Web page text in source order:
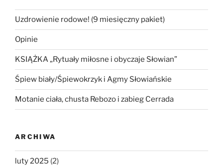
Uzdrowienie rodowe! (9 miesięczny pakiet)
Opinie
KSIĄŻKA „Rytuały miłosne i obyczaje Słowian”
Śpiew biały/Śpiewokrzyk i Agmy Słowiańskie
Motanie ciała, chusta Rebozo i zabieg Cerrada
ARCHIWA
luty 2025 (2)